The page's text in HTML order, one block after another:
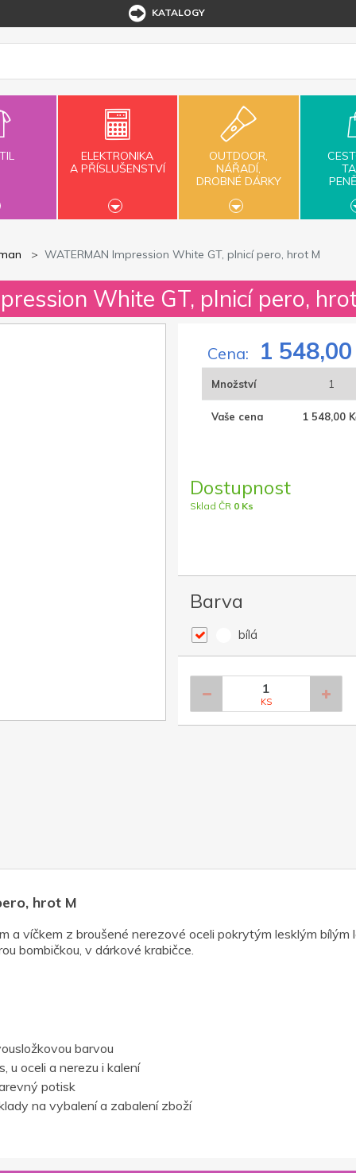
KATALOGY
ELEKTRONIKA
A PŘÍSLUŠENSTVÍ
OUTDOOR,
NÁŘADÍ,
DROBNÉ DÁRKY
WATERMAN Impression White GT, plnicí pero, hrot M
White GT, plnicí pero,
Cena: 1
Množství 1
Vaše cena 1 548,00
Dostupnost
Sklad ČR 0 Ks
Barva
bílá
KS
hrot M
a víčkem z broušené nerezové oceli pokrytým lesklým
bombičkou, v dárkové krabičce.
barvou
u oceli a nerezu i kalení
potisk
na vybalení a zabalení zboží